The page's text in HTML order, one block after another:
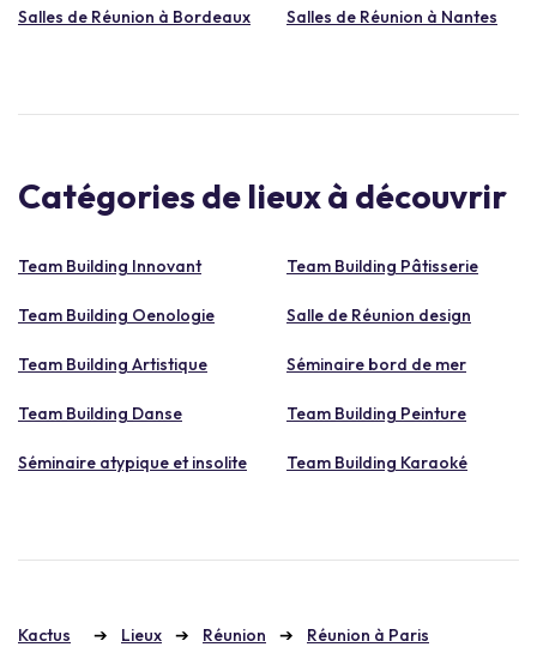
Salles de Réunion à Bordeaux Salles de Réunion à Nantes
Catégories de lieux à découvrir
Team Building Innovant Team Building Pâtisserie
Team Building Oenologie Salle de Réunion design
Team Building Artistique Séminaire bord de mer
Team Building Danse Team Building Peinture
Séminaire atypique et insolite Team Building Karaoké
Kactus Lieux Réunion
Réunion à Paris